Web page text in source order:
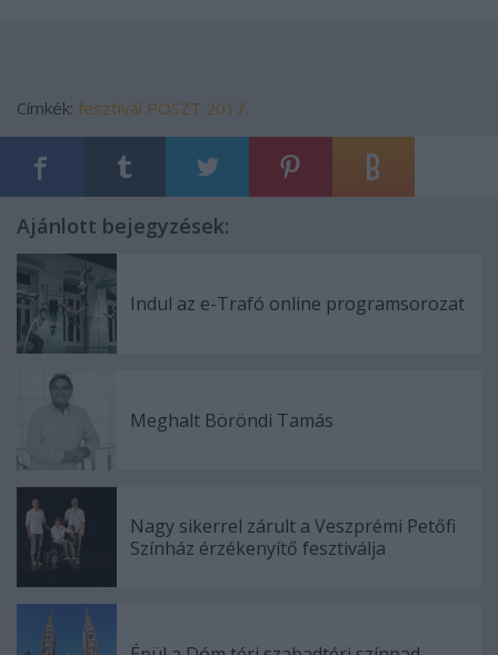
Címkék: fesztivál POSZT 2017.
Ajánlott bejegyzések:
Indul az e-Trafó online programsorozat
Meghalt Böröndi Tamás
Nagy sikerrel zárult a Veszprémi Petőfi
Színház érzékenyítő fesztiválja